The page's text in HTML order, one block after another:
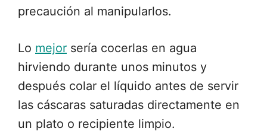
precaución al manipularlos.
Lo mejor sería cocerlas en agua
hirviendo durante unos minutos y
después colar el líquido antes de servir
las cáscaras saturadas directamente en
un plato o recipiente limpio.